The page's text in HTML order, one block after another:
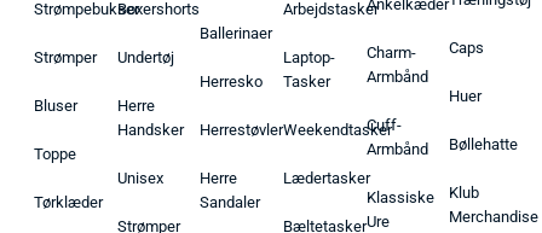
Strømpebukser
Strømper
Bluser
Toppe
Tørklæder
Boxershorts
Undertøj
Herre
Handsker
Unisex
Strømper
Ballerinaer
Herresko
Herrestøvler
Herre
Sandaler
Arbejdstasker
Laptop-
Tasker
Weekendtasker
Lædertasker
Bæltetasker
Ankelkæder
Charm-
Armbånd
Cuff-
Armbånd
Klassiske
Ure
Caps
Huer
Bøllehatte
Klub
Merchandise